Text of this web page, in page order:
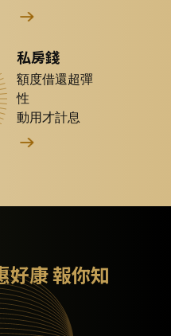
私房錢
額度借還超彈
性
動用才計息
好康 報你知